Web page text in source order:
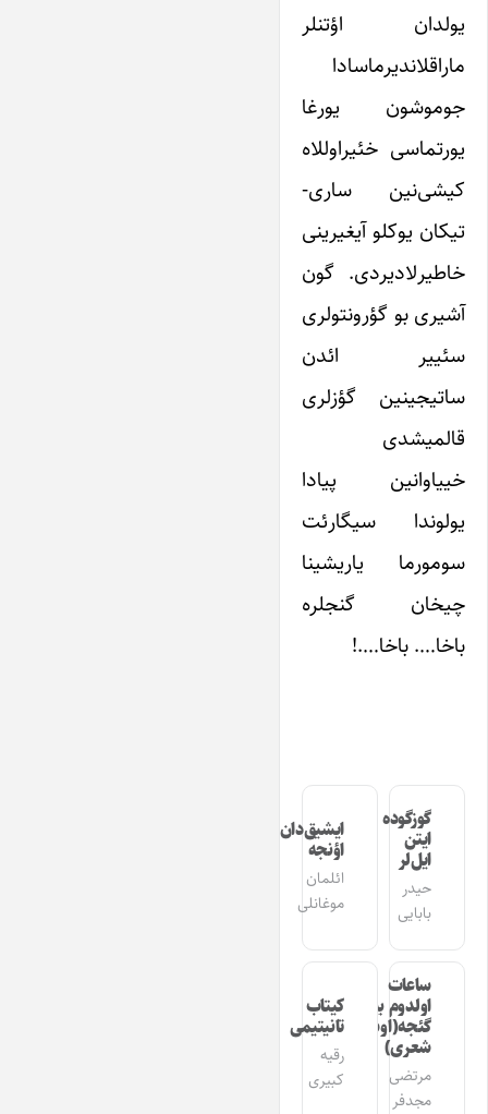
یولدان اؤتنلر
ماراقلاندیرماسادا
جوموشون یورغا
یورتماسی خئیراوللاه
کیشی‌نین ساری-
تیکان یوکلو آیغیرینی
خاطیرلادیردی. گون
آشیری بو گؤرونتولری
سئییر ائدن
ساتیجینین گؤزلری
قالمیشدی
خییاوانین پیادا
یولوندا سیگارئت
سومورما یاریشینا
چیخان گنجلره
باخا…. باخا….!
گوزگوده
ایتن
ایل‌لر
حیدر
بابایی
ایشیق‌دان
اؤنجه
ائلمان
موغانلی
ساعات
اولدوم بیر
گئجه(اوشاق
شعری)
مرتضی
مجدفر
کیتاب
تانیتیمی
رقیه
کبیری